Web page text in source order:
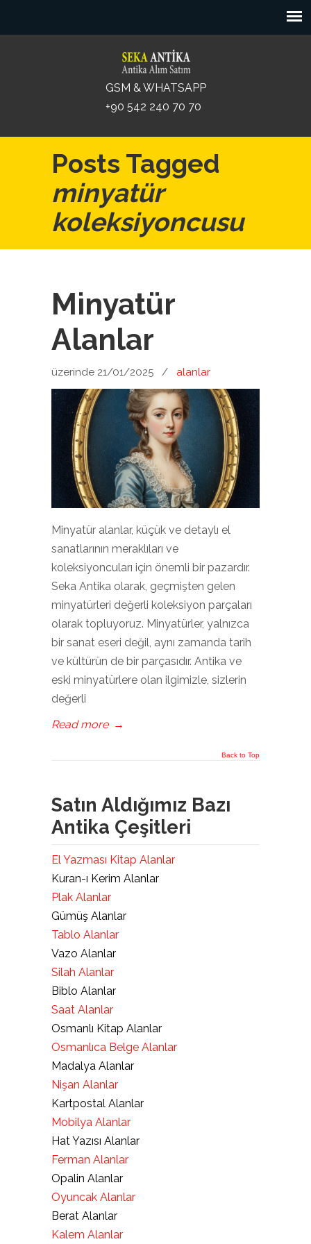
GSM & WHATSAPP
+90 542 240 70 70
Posts Tagged
minyatür
koleksiyoncusu
Minyatür
Alanlar
üzerinde 21/01/2025 / alanlar
Minyatür alanlar, küçük ve detaylı el
sanatlarının meraklıları ve
koleksiyoncuları için önemli bir pazardır.
Seka Antika olarak, geçmişten gelen
minyatürleri değerli koleksiyon parçaları
olarak topluyoruz. Minyatürler, yalnızca
bir sanat eseri değil, aynı zamanda tarih
ve kültürün de bir parçasıdır. Antika ve
eski minyatürlere olan ilgimizle, sizlerin
değerli
Read more →
Back to Top
Satın Aldığımız Bazı
Antika Çeşitleri
El Yazması Kitap Alanlar
Kuran-ı Kerim Alanlar
Plak Alanlar
Gümüş Alanlar
Tablo Alanlar
Vazo Alanlar
Silah Alanlar
Biblo Alanlar
Saat Alanlar
Osmanlı Kitap Alanlar
Osmanlıca Belge Alanlar
Madalya Alanlar
Nişan Alanlar
Kartpostal Alanlar
Mobilya Alanlar
Hat Yazısı Alanlar
Ferman Alanlar
Opalin Alanlar
Oyuncak Alanlar
Berat Alanlar
Kalem Alanlar